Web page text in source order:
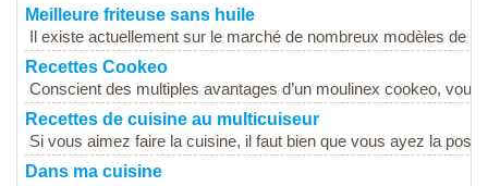
Meilleure friteuse sans huile
Il existe actuellement sur le marché de nombreux modèles de
Recettes Cookeo
Conscient des multiples avantages d’un moulinex cookeo, vous
Recettes de cuisine au multicuiseur
Si vous aimez faire la cuisine, il faut bien que vous ayez la
Dans ma cuisine